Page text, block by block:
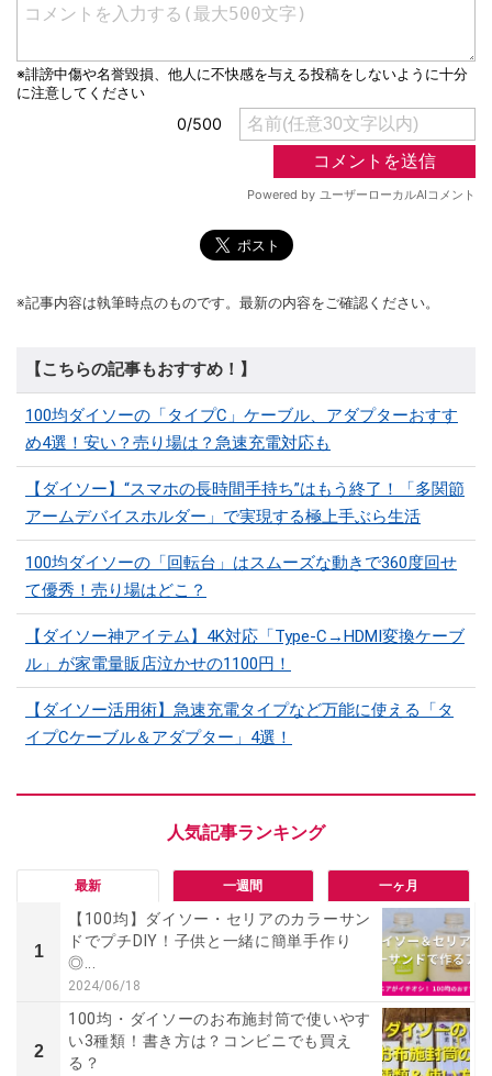
※記事内容は執筆時点のものです。最新の内容をご確認ください。
【こちらの記事もおすすめ！】
100均ダイソーの「タイプC」ケーブル、アダプターおすす
め4選！安い？売り場は？急速充電対応も
【ダイソー】“スマホの長時間手持ち”はもう終了！「多関節
アームデバイスホルダー」で実現する極上手ぶら生活
100均ダイソーの「回転台」はスムーズな動きで360度回せ
て優秀！売り場はどこ？
【ダイソー神アイテム】4K対応「Type-C→HDMI変換ケーブ
ル」が家電量販店泣かせの1100円！
【ダイソー活用術】急速充電タイプなど万能に使える「タ
イプCケーブル＆アダプター」4選！
最新 一週間 一ヶ月
1
【100均】ダイソー・セリアのカラーサン
ドでプチDIY！子供と一緒に簡単手作り
◎...
2024/06/18
2
100均・ダイソーのお布施封筒で使いやす
い3種類！書き方は？コンビニでも買え
る？